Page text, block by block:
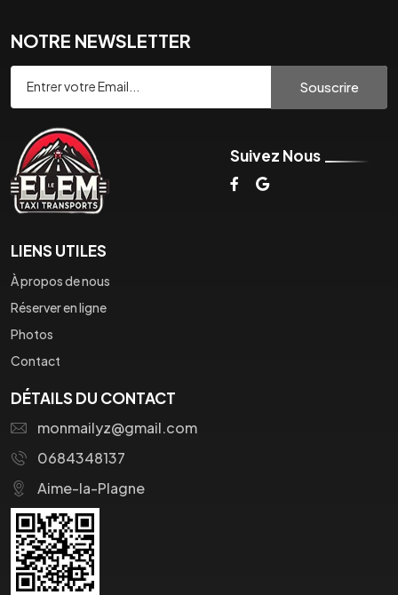
NOTRE NEWSLETTER
Souscrire
Suivez Nous
LIENS UTILES
À propos de nous
Réserver en ligne
Photos
Contact
DÉTAILS DU CONTACT
monmailyz@gmail.com
0684348137
Aime-la-Plagne